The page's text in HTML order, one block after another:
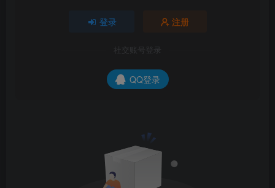
登录 注册
社交账号登录
QQ登录